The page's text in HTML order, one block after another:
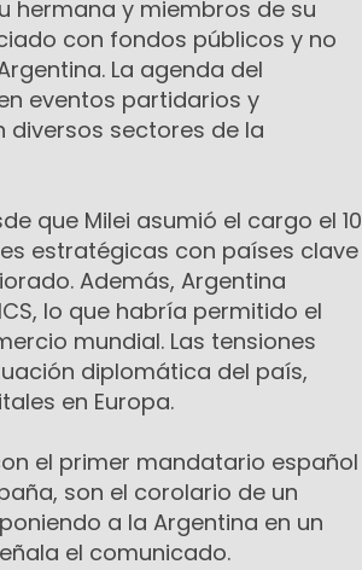
hermana y miembros de su
con fondos públicos y no
La agenda del
eventos partidarios y
diversos sectores de la
que Milei asumió el cargo el 10
estratégicas con países clave
Además, Argentina
lo que habría permitido el
mundial. Las tensiones
diplomática del país,
en Europa.
el primer mandatario español
son el corolario de un
a la Argentina en un
el comunicado.